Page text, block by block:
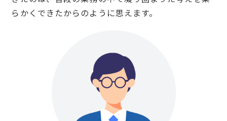
らかくできたからのように思えます。